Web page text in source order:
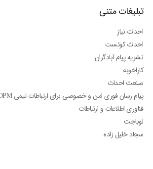
تبلیغات متنی
احداث نیاز
احداث کوئست
نشریه پیام آبادگران
کاراخوبه
صنعت احداث
پیام رسان فوری امن و خصوصی برای ارتباطات تیمی OPM
فناوری اطلاعات و ارتباطات
لوباجت
سجاد خلیل زاده